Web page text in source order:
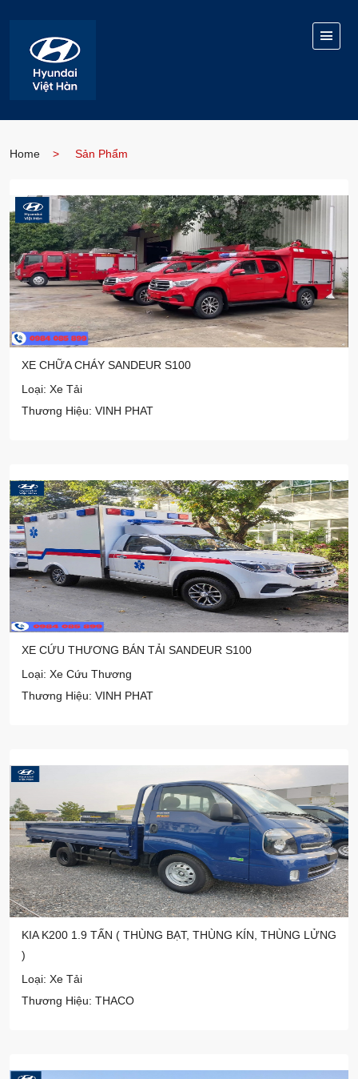
Home Sản Phẩm
XE CHỮA CHÁY SANDEUR S100
Loại: Xe Tải
Thương Hiệu: VINH PHAT
XE CỨU THƯƠNG BÁN TẢI SANDEUR S100
Loại: Xe Cứu Thương
Thương Hiệu: VINH PHAT
KIA K200 1.9 TẤN ( THÙNG BẠT, THÙNG KÍN, THÙNG LỬNG
)
Loại: Xe Tải
Thương Hiệu: THACO